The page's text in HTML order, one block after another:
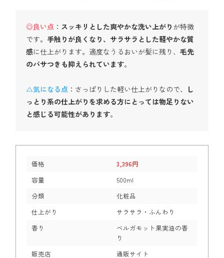
◎良い点 ： スッキリとした爽やかな洗い上がり が特徴
です。 手触りが良くなり、サラサラとした軽やかな質
感に仕上がります。適度なうるおいが髪に残り、毛先
のパサつきも抑えられています。
△気になる点 ：さっぱりした軽い仕上がりなので、
し
っとり系の仕上がりを求める方にとっては物足りない
と感じる可能性があります。
価格
3,396円
容量
500ml
分類
化粧品
仕上がり
サラサラ・ふんわり
香り
ベルガモット果実油の香
り
販売店
通販サイト